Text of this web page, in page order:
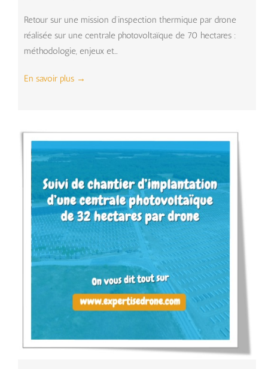
Retour sur une mission d’inspection thermique par drone
réalisée sur une centrale photovoltaïque de 70 hectares :
méthodologie, enjeux et…
En savoir plus →